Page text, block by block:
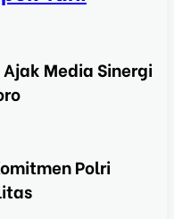
Media Sinergi
Polri